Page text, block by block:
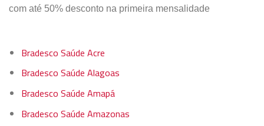
com até 50% desconto na primeira mensalidade
Bradesco Saúde Acre
Bradesco Saúde Alagoas
Bradesco Saúde Amapá
Bradesco Saúde Amazonas